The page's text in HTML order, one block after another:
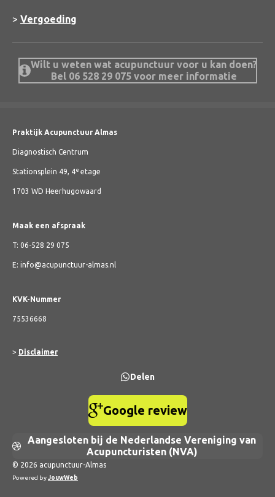
> Vergoeding
Wilt u weten wat acupunctuur voor u kan doen?
Bel 06 528 29 075 voor meer informatie
Praktijk Acupunctuur Almas
Diagnostisch Centrum
Stationsplein 49, 4e etage
1703 WD Heerhugowaard
Maak een afspraak
T: 06-528 29 075
E: info@acupunctuur-almas.nl
KVK-Nummer
75536668
> Disclaimer
Delen
Google review
Aangesloten bij de Nederlandse Vereniging van
Acupuncturisten (NVA)
© 2026 acupunctuur-Almas
Powered byJouwWeb